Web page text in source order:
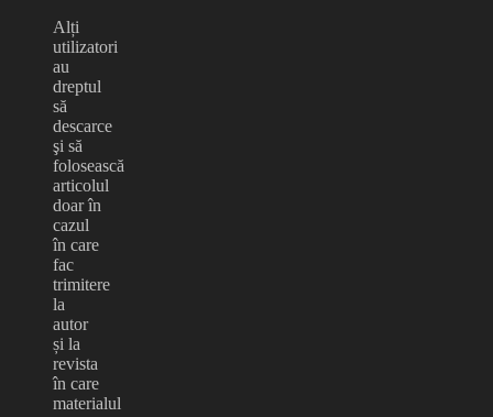
Alți
utilizatori
au
dreptul
să
descarce
şi să
folosească
articolul
doar în
cazul
în care
fac
trimitere
la
autor
și la
revista
în care
materialul